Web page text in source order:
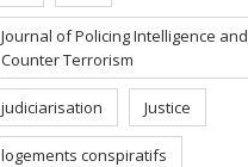
Journal of Policing Intelligence and
Counter Terrorism
judiciarisation Justice
logements conspiratifs